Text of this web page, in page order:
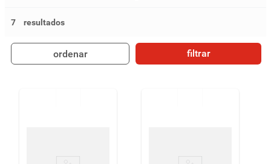
7
ordenar filtrar
4º iogurte